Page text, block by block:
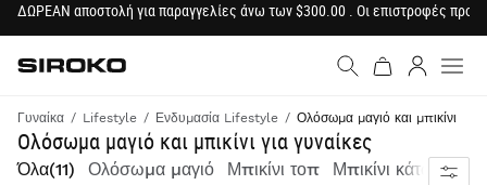
ΔΩΡΕΑΝ αποστολή για παραγγελίες άνω των $300.00 . Οι επιστροφές
Μετάβαση στην αρχική
Siroko.com
Γυναίκα Lifestyle Ενδυμασία Lifestyle Ολόσωμα μαγιό και μπικίνι
Ολόσωμα μαγιό και μπικίνι για γυναίκες
Ευελιξία, απόδοση & εμβληματικό στυλ Siroko
Όλα(11) Ολόσωμα μαγιό Μπικίνι τοπ Μπικίνι κάτω μέρος